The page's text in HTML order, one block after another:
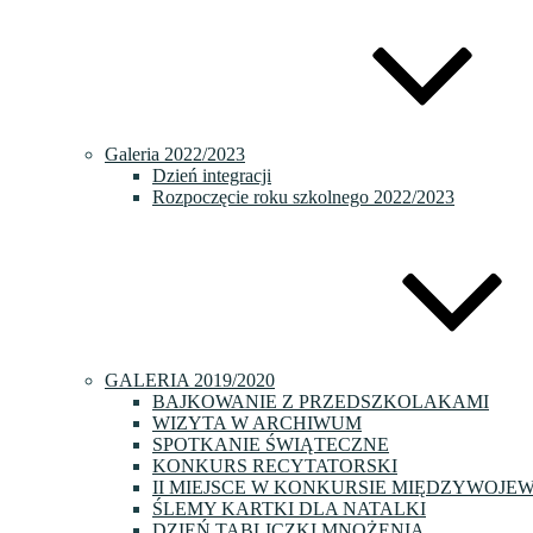
Galeria 2022/2023
Dzień integracji
Rozpoczęcie roku szkolnego 2022/2023
GALERIA 2019/2020
BAJKOWANIE Z PRZEDSZKOLAKAMI
WIZYTA W ARCHIWUM
SPOTKANIE ŚWIĄTECZNE
KONKURS RECYTATORSKI
II MIEJSCE W KONKURSIE
ŚLEMY KARTKI DLA NATALKI